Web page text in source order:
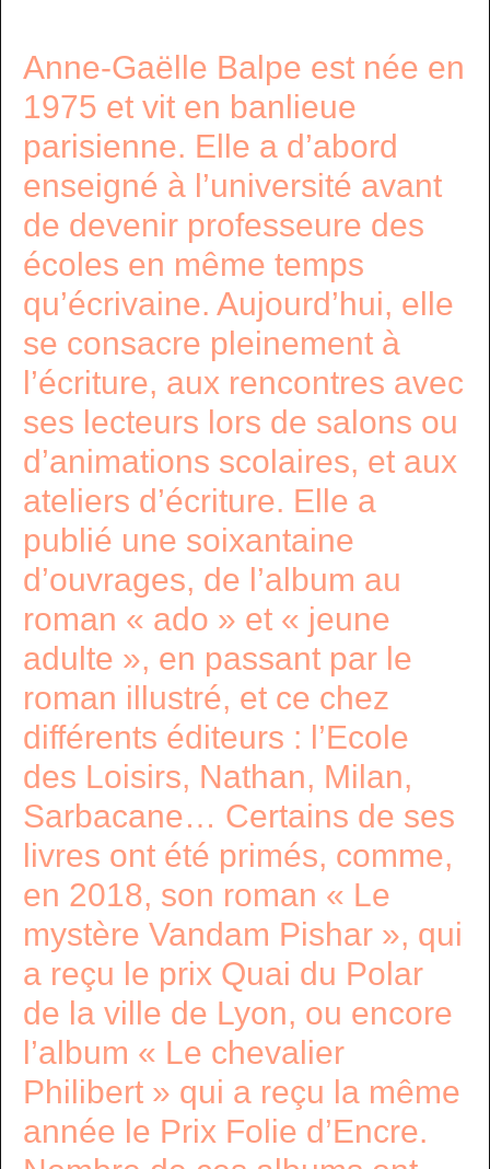
Anne-Gaëlle Balpe est née en
1975 et vit en banlieue
parisienne. Elle a d’abord
enseigné à l’université avant
de devenir professeure des
écoles en même temps
qu’écrivaine. Aujourd’hui, elle
se consacre pleinement à
l’écriture, aux rencontres avec
ses lecteurs lors de salons ou
d’animations scolaires, et aux
ateliers d’écriture. Elle a
publié une soixantaine
d’ouvrages, de l’album au
roman « ado » et « jeune
adulte », en passant par le
roman illustré, et ce chez
différents éditeurs : l’Ecole
des Loisirs, Nathan, Milan,
Sarbacane… Certains de ses
livres ont été primés, comme,
en 2018, son roman « Le
mystère Vandam Pishar », qui
a reçu le prix Quai du Polar
de la ville de Lyon, ou encore
l’album « Le chevalier
Philibert » qui a reçu la même
année le Prix Folie d’Encre.